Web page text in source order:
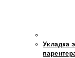
Укладка